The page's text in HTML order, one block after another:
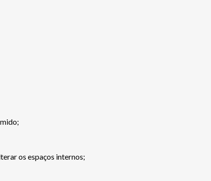
os espaços internos;